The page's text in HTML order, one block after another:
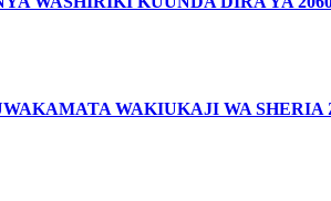
WAKIUKAJI WA SHERIA